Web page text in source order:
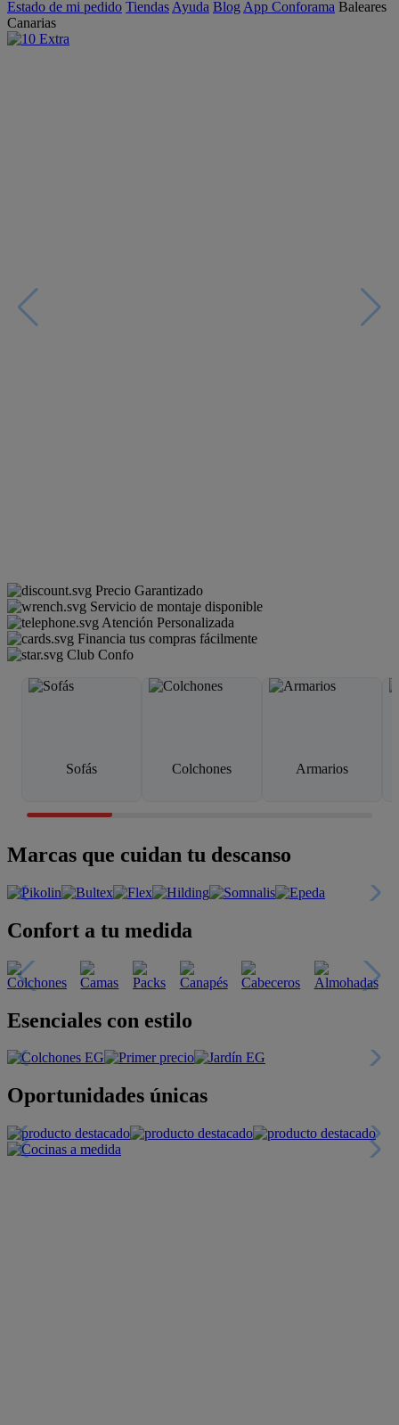
Estado de mi pedido Tiendas Ayuda Blog App Conforama Baleares
Canarias
Precio Garantizado
Servicio de montaje disponible
Atención Personalizada
Financia tus compras fácilmente
Club Confo
Sofás Colchones Armarios
Marcas que cuidan tu descanso
Confort a tu medida
Esenciales con estilo
Oportunidades únicas